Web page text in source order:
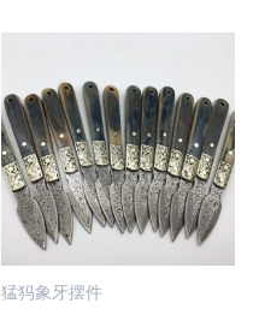
猛犸象牙摆件